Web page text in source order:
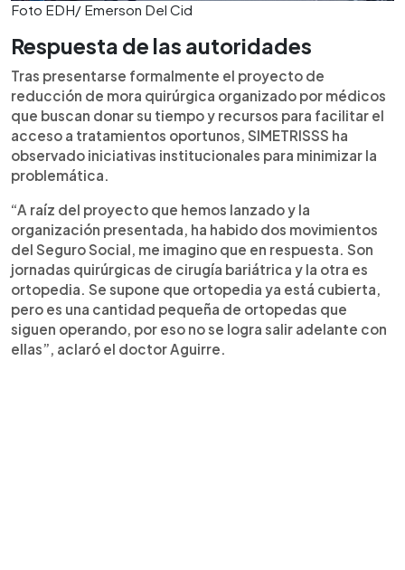
Foto EDH/ Emerson Del Cid
Respuesta de las autoridades
Tras presentarse formalmente el proyecto de
reducción de mora quirúrgica organizado por médicos
que buscan donar su tiempo y recursos para facilitar el
acceso a tratamientos oportunos, SIMETRISSS ha
observado iniciativas institucionales para minimizar la
problemática.
“A raíz del proyecto que hemos lanzado y la
organización presentada, ha habido dos movimientos
del Seguro Social, me imagino que en respuesta. Son
jornadas quirúrgicas de cirugía bariátrica y la otra es
ortopedia. Se supone que ortopedia ya está cubierta,
pero es una cantidad pequeña de ortopedas que
siguen operando, por eso no se logra salir adelante con
ellas”, aclaró el doctor Aguirre.